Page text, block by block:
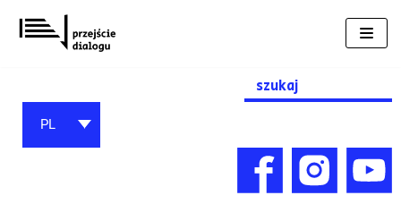
Przejdź
do
Search
for:
PL